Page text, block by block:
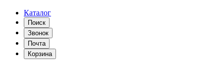
Каталог
Поиск
Звонок
Почта
Корзина